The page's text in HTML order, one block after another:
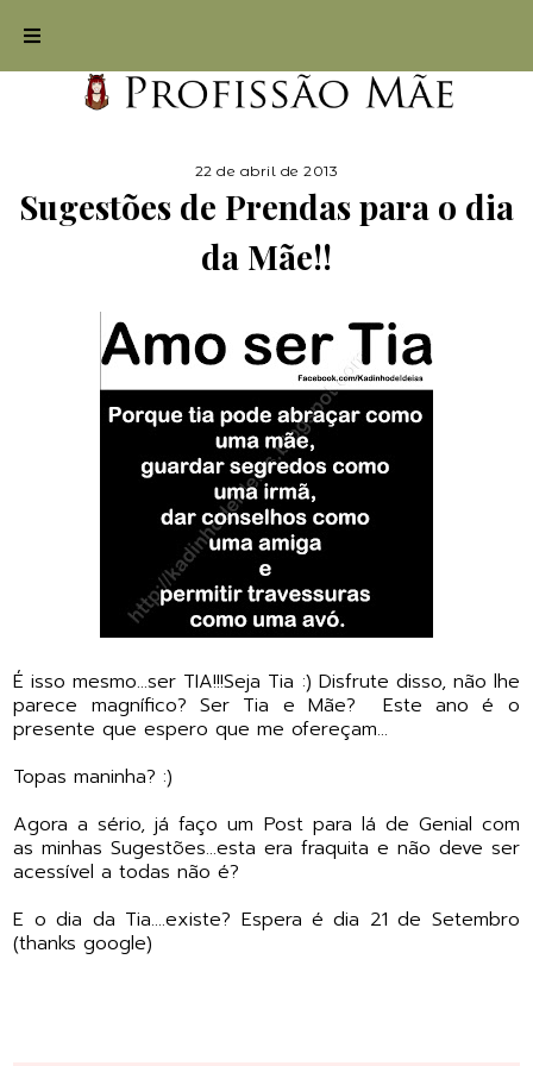
22 de abril de 2013
Sugestões de Prendas para o dia
da Mãe!!
É isso mesmo...ser TIA!!!Seja Tia :) Disfrute disso, não lhe
parece magnífico? Ser Tia e Mãe? Este ano é o
presente que espero que me ofereçam...
Topas maninha? :)
Agora a sério, já faço um Post para lá de Genial com
as minhas Sugestões...esta era fraquita e não deve ser
acessível a todas não é?
E o dia da Tia....existe? Espera é dia 21 de Setembro
(thanks google)